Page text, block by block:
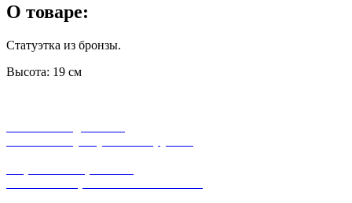
О товаре:
Статуэтка из бронзы.
Высота: 19 см